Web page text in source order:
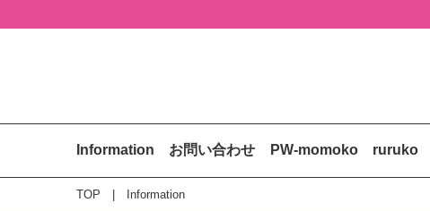
Information お問い合わせ PW-momoko ruruko
TOP Information